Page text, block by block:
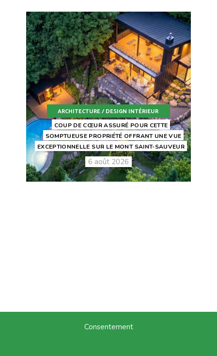
ARCHITECTURE / DESIGN INTÉRIEUR
COUP DE CŒUR ASSURÉ POUR CETTE
SOMPTUEUSE PROPRIÉTÉ OFFRANT UNE VUE
EXCEPTIONNELLE SUR LE MONT SAINT-SAUVEUR
6 août 2026
Consentement